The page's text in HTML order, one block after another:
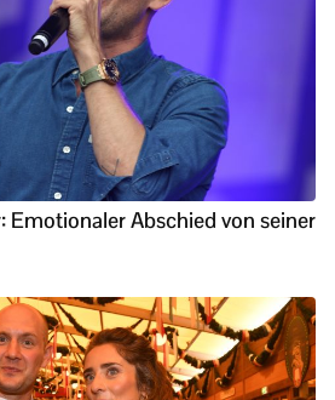
Emotionaler Abschied von seiner